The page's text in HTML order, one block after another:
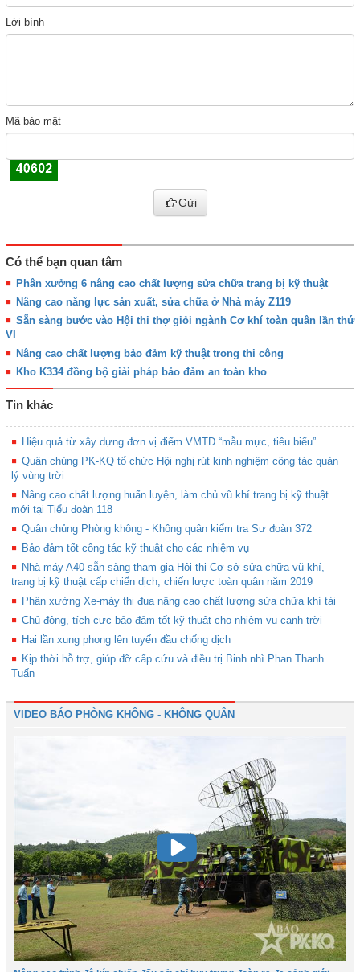
Lời bình
Mã bảo mật
Gửi
Có thể bạn quan tâm
Phân xưởng 6 nâng cao chất lượng sửa chữa trang bị kỹ thuật
Nâng cao năng lực sản xuất, sửa chữa ở Nhà máy Z119
Sẵn sàng bước vào Hội thi thợ giỏi ngành Cơ khí toàn quân lần thứ
VI
Nâng cao chất lượng bảo đảm kỹ thuật trong thi công
Kho K334 đồng bộ giải pháp bảo đảm an toàn kho
Tin khác
Hiệu quả từ xây dựng đơn vị điểm VMTD “mẫu mực, tiêu biểu”
Quân chủng PK-KQ tổ chức Hội nghị rút kinh nghiệm công tác quản
lý vùng trời
Nâng cao chất lượng huấn luyện, làm chủ vũ khí trang bị kỹ thuật
mới tại Tiểu đoàn 118
Quân chủng Phòng không - Không quân kiểm tra Sư đoàn 372
Bảo đảm tốt công tác kỹ thuật cho các nhiệm vụ
Nhà máy A40 sẵn sàng tham gia Hội thi Cơ sở sửa chữa vũ khí,
trang bị kỹ thuật cấp chiến dịch, chiến lược toàn quân năm 2019
Phân xưởng Xe-máy thi đua nâng cao chất lượng sửa chữa khí tài
Chủ động, tích cực bảo đảm tốt kỹ thuật cho nhiệm vụ canh trời
Hai lần xung phong lên tuyến đầu chống dịch
Kịp thời hỗ trợ, giúp đỡ cấp cứu và điều trị Binh nhì Phan Thanh
Tuấn
VIDEO BÁO PHÒNG KHÔNG - KHÔNG QUÂN